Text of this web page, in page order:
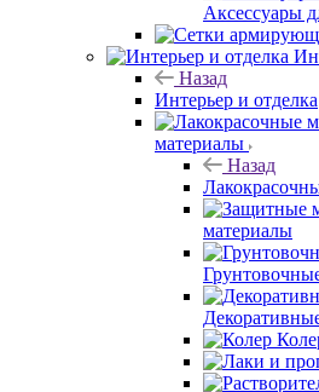
Аксессуары
Назад
Интерьер и отделка
материалы
Назад
материалы